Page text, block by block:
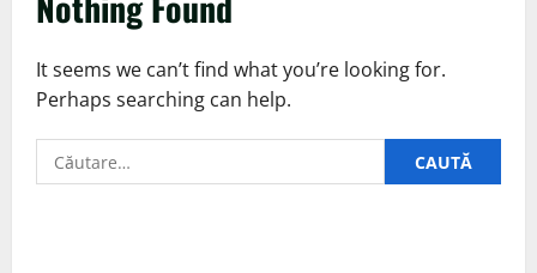
It seems we can’t find what you’re looking for.
Perhaps searching can help.
Caută
după: